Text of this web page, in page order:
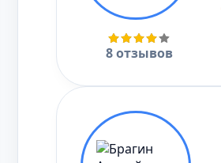
8 отзывов